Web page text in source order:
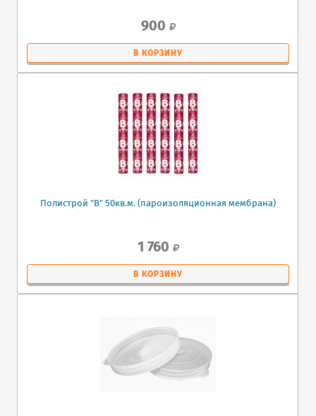
900
В КОРЗИНУ
Полистрой "В" 50кв.м. (пароизоляционная мембрана)
1 760
В КОРЗИНУ